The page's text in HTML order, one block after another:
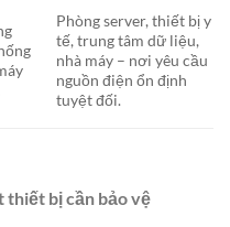
Phòng server, thiết bị y
tế, trung tâm dữ liệu,
nhà máy – nơi yêu cầu
nguồn điện ổn định
tuyệt đối.
thiết bị cần bảo vệ